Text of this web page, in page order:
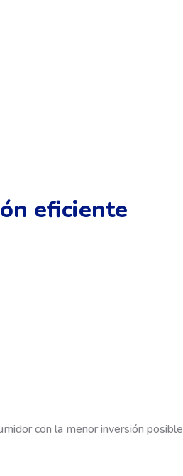
eficiente
con la menor inversión